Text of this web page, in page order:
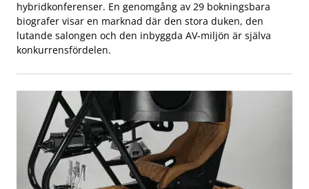
hybridkonferenser. En genomgång av 29 bokningsbara
biografer visar en marknad där den stora duken, den
lutande salongen och den inbyggda AV-miljön är själva
konkurrensfördelen.